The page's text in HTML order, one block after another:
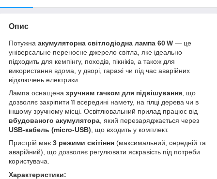
Опис
Потужна акумуляторна світлодіодна лампа 60 W — це
універсальне переносне джерело світла, яке ідеально
підходить для кемпінгу, походів, пікніків, а також для
використання вдома, у дворі, гаражі чи під час аварійних
відключень електрики.
Лампа оснащена зручним гачком для підвішування , що
дозволяє закріпити її всередині намету, на гілці дерева чи в
іншому зручному місці. Освітлювальний прилад працює від
вбудованого акумулятора , який перезаряджається через
USB‑кабель (micro‑USB) , що входить у комплект.
Пристрій має 3 режими світіння (максимальний, середній та
аварійний), що дозволяє регулювати яскравість під потреби
користувача.
Характеристики: